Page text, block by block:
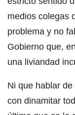
medios colegas
problema y no
Gobierno que,
una liviandad
Ni que hablar
con dinamitar